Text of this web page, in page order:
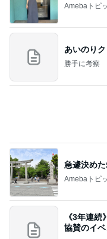
夢見さん
二千万円が